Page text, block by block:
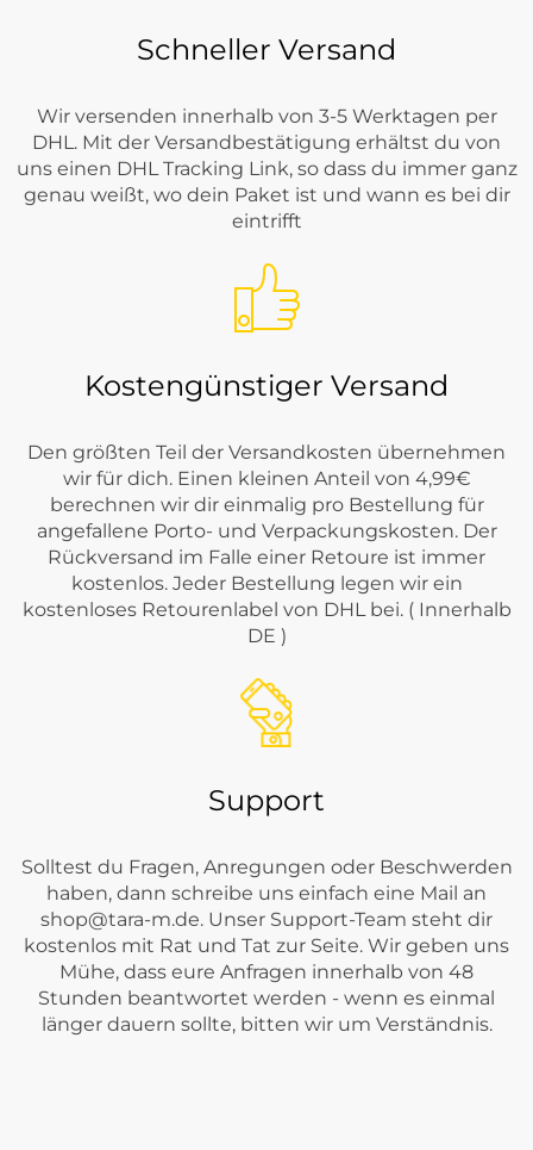
Schneller Versand
Wir versenden innerhalb von 3-5 Werktagen per
DHL. Mit der Versandbestätigung erhältst du von
uns einen DHL Tracking Link, so dass du immer ganz
genau weißt, wo dein Paket ist und wann es bei dir
eintrifft
Kostengünstiger Versand
Den größten Teil der Versandkosten übernehmen
wir für dich. Einen kleinen Anteil von 4,99€
berechnen wir dir einmalig pro Bestellung für
angefallene Porto- und Verpackungskosten. Der
Rückversand im Falle einer Retoure ist immer
kostenlos. Jeder Bestellung legen wir ein
kostenloses Retourenlabel von DHL bei. ( Innerhalb
DE )
Support
Solltest du Fragen, Anregungen oder Beschwerden
haben, dann schreibe uns einfach eine Mail an
shop@tara-m.de. Unser Support-Team steht dir
kostenlos mit Rat und Tat zur Seite. Wir geben uns
Mühe, dass eure Anfragen innerhalb von 48
Stunden beantwortet werden - wenn es einmal
länger dauern sollte, bitten wir um Verständnis.